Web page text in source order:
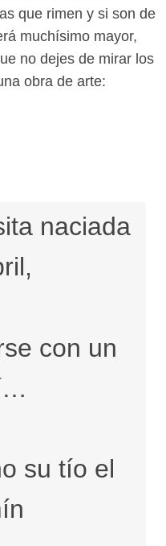
que rimen y si son de
muchísimo mayor,
no dejes de mirar los
obra de arte:
naciada
con un
su tío el